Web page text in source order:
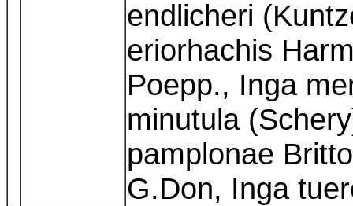
endlicheri
eriorhachis
Poepp., Inga
minutula
pamplonae
G.Don, Inga